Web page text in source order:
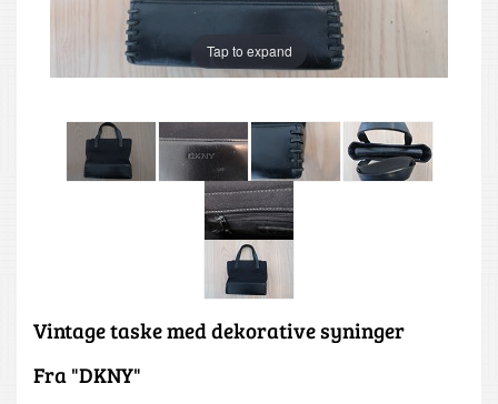
Tap to expand
Vintage taske med dekorative syninger
Fra "DKNY"